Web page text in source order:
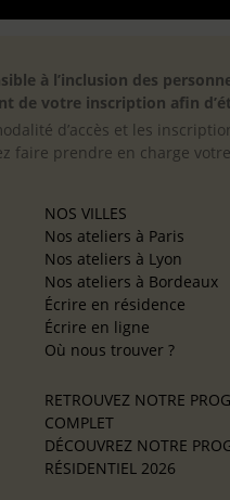
à l’inclusion des
de votre inscription afin
d’accès et les
faire prendre en charge
NOS VILLES
Nos ateliers à Paris
Nos ateliers à Lyon
Nos ateliers à Bordeaux
Écrire en résidence
Écrire en ligne
Où nous trouver ?
RETROUVEZ NOTRE
COMPLET
DÉCOUVREZ NOTRE
RÉSIDENTIEL 2026